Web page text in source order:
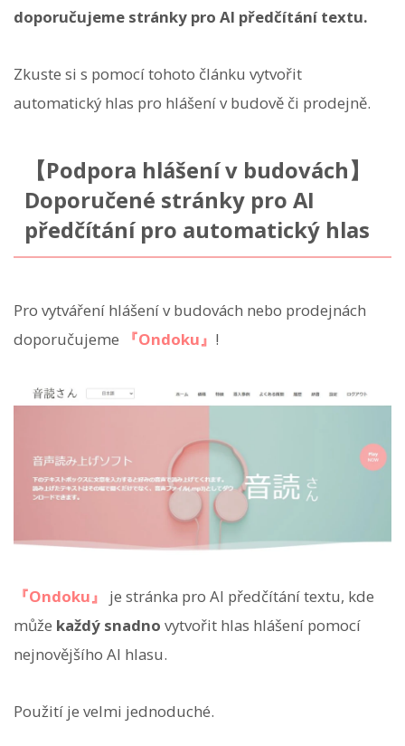
doporučujeme stránky pro AI předčítání textu.
Zkuste si s pomocí tohoto článku vytvořit
automatický hlas pro hlášení v budově či prodejně.
【Podpora hlášení v budovách】
Doporučené stránky pro AI
předčítání pro automatický hlas
Pro vytváření hlášení v budovách nebo prodejnách
doporučujeme
『Ondoku』 !
『Ondoku』
je stránka pro AI předčítání textu, kde
může každý snadno vytvořit hlas hlášení pomocí
nejnovějšího AI hlasu.
Použití je velmi jednoduché.